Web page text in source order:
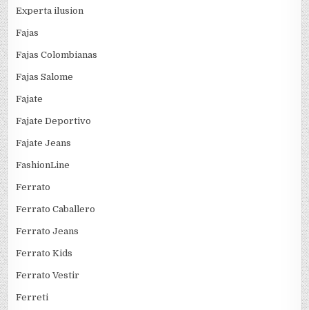
Experta ilusion
Fajas
Fajas Colombianas
Fajas Salome
Fajate
Fajate Deportivo
Fajate Jeans
FashionLine
Ferrato
Ferrato Caballero
Ferrato Jeans
Ferrato Kids
Ferrato Vestir
Ferreti